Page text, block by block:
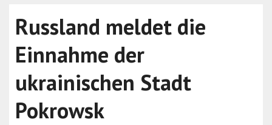
Russland meldet die
Einnahme der
ukrainischen Stadt
Pokrowsk